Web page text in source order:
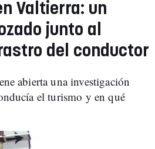
Valtierra: un
junto al
del conductor
abierta una investigación
el turismo y en qué